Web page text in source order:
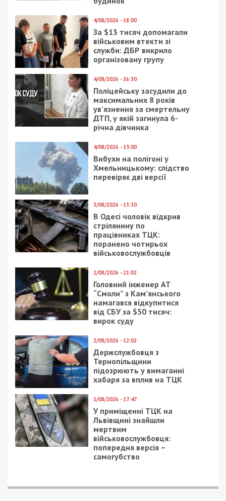
4/08/2026 - 18:00
За $13 тисяч допомагали
військовим втекти зі
служби: ДБР викрило
організовану групу
4/08/2026 - 16:30
Поліцейську засудили до
максимальних 8 років
ув’язнення за смертельну
ДТП, у якій загинула 6-
річна дівчинка
4/08/2026 - 15:00
Вибухи на полігоні у
Хмельницькому: слідство
перевіряє дві версії
3/08/2026 - 13:30
В Одесі чоловік відкрив
стрілянину по
працівниках ТЦК:
поранено чотирьох
військовослужбовців
2/08/2026 - 21:02
Головний інженер АТ
“Смоли” з Кам’янського
намагався відкупитися
від СБУ за $50 тисяч:
вирок суду
2/08/2026 - 12:02
Держслужбовця з
Тернопільщини
підозрюють у вимаганні
хабаря за вплив на ТЦК
1/08/2026 - 17:47
У приміщенні ТЦК на
Львівщині знайшли
мертвим
військовослужбовця:
попередня версія –
самогубство